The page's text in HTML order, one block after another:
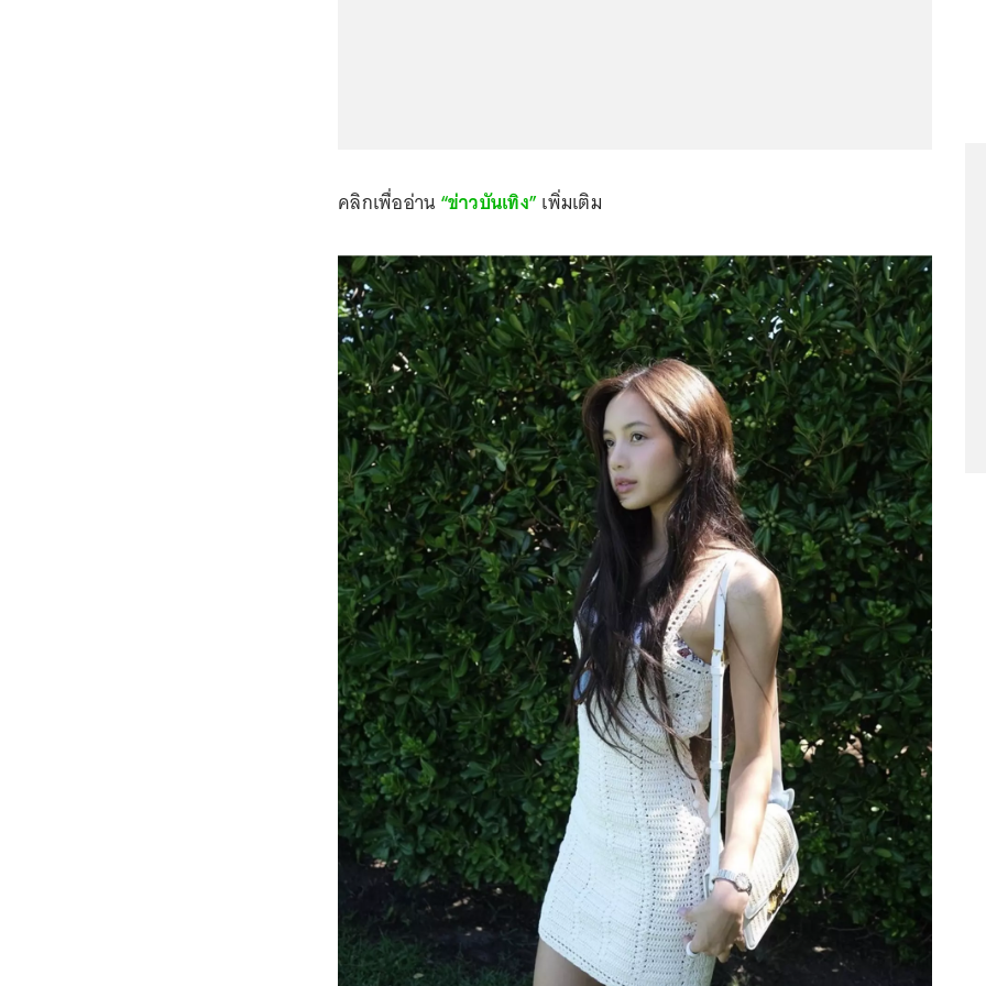
คลิกเพื่ออ่าน “ข่าวบันเทิง” เพิ่มเติม